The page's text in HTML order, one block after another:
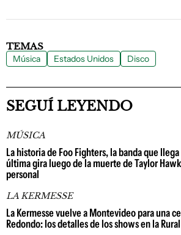
TEMAS
Música Estados Unidos Disco
SEGUÍ LEYENDO
MÚSICA
La historia de Foo Fighters, la banda que
última gira luego de la muerte de Taylor
personal
LA KERMESSE
La Kermesse vuelve a Montevideo para una
Redondo: los detalles de los shows en la